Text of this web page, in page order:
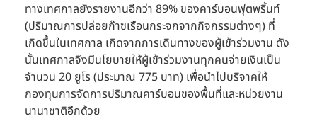
ทางเทศกาลยังรายงานอีกว่า 89% ของคาร์บอนฟุตพริ้นท์
(ปริมาณการปล่อยก๊าซเรือนกระจกจากกิจกรรมต่างๆ) ที่
เกิดขึ้นในเทศกาล เกิดจากการเดินทางของผู้เข้าร่วมงาน ดัง
นั้นเทศกาลจึงมีนโยบายให้ผู้เข้าร่วมงานทุกคนจ่ายเงินเป็น
จำนวน 20 ยูโร (ประมาณ 775 บาท) เพื่อนำไปบริจาคให้
กองทุนการจัดการปริมาณคาร์บอนของพื้นที่และหน่วยงาน
นานาชาติอีกด้วย